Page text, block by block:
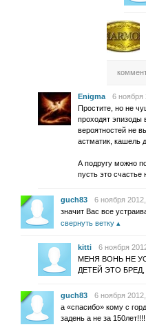
Enigma
6 ноября
Простите, но не
проходят эпизоды
вероятностей не
астматик, кашель
А подругу можно
пусть это счастье
guch83
6 ноября
значит Вас все
свернуть ветку
kitti
6 ноября
МЕНЯ ВОНЬ НЕ
ДЕТЕЙ ЭТО
guch83
6 ноября
а «спасибо» кому с
задень а не за